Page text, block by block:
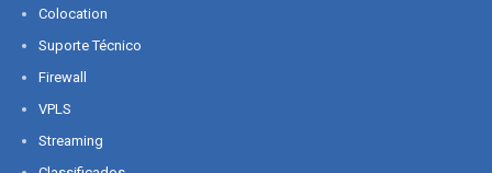
Colocation
Suporte Técnico
Firewall
VPLS
Streaming